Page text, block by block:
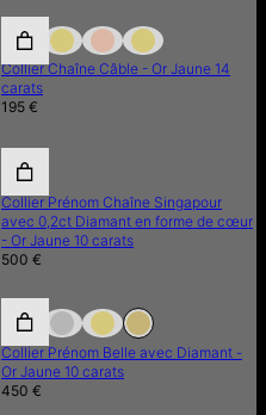
Collier Chaîne Câble - Or Jaune 14
carats
195 €
Collier Prénom Chaîne Singapour
avec 0,2ct Diamant en forme de cœur
- Or Jaune 10 carats
500 €
Collier Prénom Belle avec Diamant -
Or Jaune 10 carats
450 €